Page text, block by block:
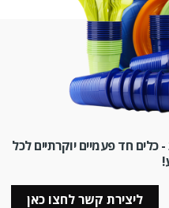
כלים חד פעמיים יוקרתיים לכל
ליצירת קשר לחצו כאן